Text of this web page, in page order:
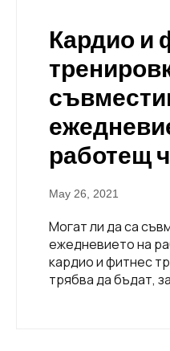
Кардио и
работещ
May 26, 2021
Могат ли да са
ежедневието на
кардио и фитнес
трябва да бъдат,